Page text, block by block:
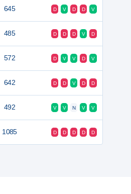
645 D V D D V
485 D D D V D
572 D V V D V
642 D D V D D
492 V V N V V
1085 D D D D D